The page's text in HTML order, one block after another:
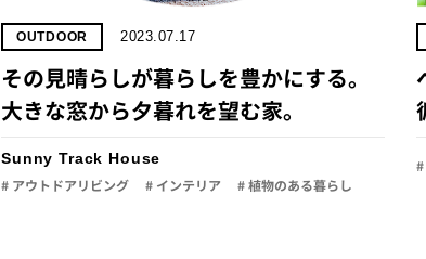
OUTDOOR 2023.07.17
その見晴らしが暮らしを豊かにする。
大きな窓から夕暮れを望む家。
Sunny Track House
# アウトドアリビング # インテリア # 植物のある暮らし